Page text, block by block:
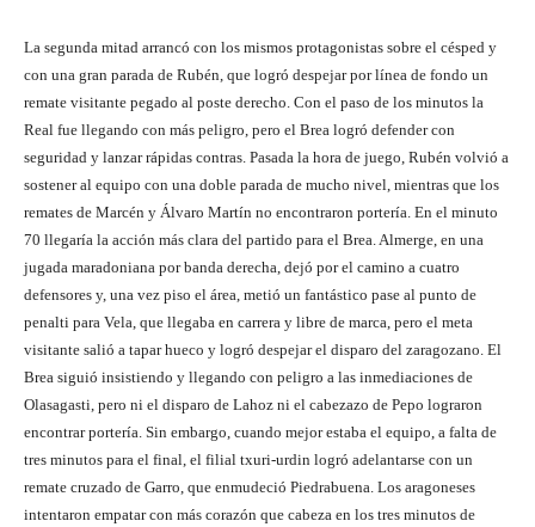
La segunda mitad arrancó con los mismos protagonistas sobre el césped y
con una gran parada de Rubén, que logró despejar por línea de fondo un
remate visitante pegado al poste derecho. Con el paso de los minutos la
Real fue llegando con más peligro, pero el Brea logró defender con
seguridad y lanzar rápidas contras. Pasada la hora de juego, Rubén volvió a
sostener al equipo con una doble parada de mucho nivel, mientras que los
remates de Marcén y Álvaro Martín no encontraron portería. En el minuto
70 llegaría la acción más clara del partido para el Brea. Almerge, en una
jugada maradoniana por banda derecha, dejó por el camino a cuatro
defensores y, una vez piso el área, metió un fantástico pase al punto de
penalti para Vela, que llegaba en carrera y libre de marca, pero el meta
visitante salió a tapar hueco y logró despejar el disparo del zaragozano. El
Brea siguió insistiendo y llegando con peligro a las inmediaciones de
Olasagasti, pero ni el disparo de Lahoz ni el cabezazo de Pepo lograron
encontrar portería. Sin embargo, cuando mejor estaba el equipo, a falta de
tres minutos para el final, el filial txuri-urdin logró adelantarse con un
remate cruzado de Garro, que enmudeció Piedrabuena. Los aragoneses
intentaron empatar con más corazón que cabeza en los tres minutos de